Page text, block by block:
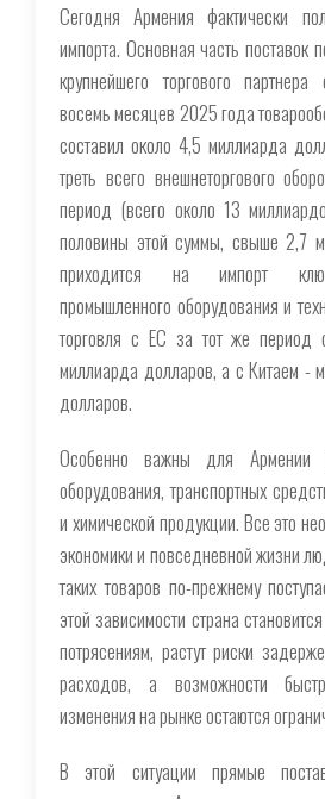
Сегодня Армения фактически
импорта. Основная часть поставок
крупнейшего торгового
восемь месяцев 2025 года
составил около 4,5 миллиарда
треть всего внешнеторгового
период (всего около 13
половины этой суммы, свыше 2,7
приходится на импорт
промышленного оборудования и
торговля с ЕС за тот же период
миллиарда долларов, а с Китаем -
долларов.
Особенно важны для Армении
оборудования, транспортных
и химической продукции. Все это
экономики и повседневной жизни
таких товаров по-прежнему
этой зависимости страна
потрясениям, растут риски
расходов, а возможности
изменения на рынке остаются
В этой ситуации прямые